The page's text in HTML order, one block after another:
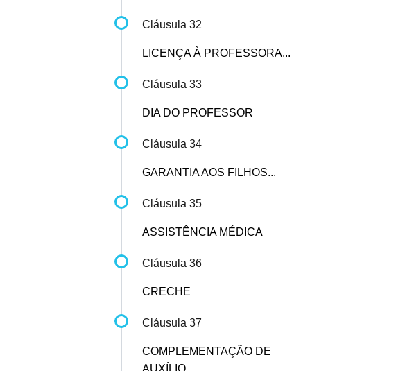
Cláusula 32
LICENÇA À PROFESSORA...
Cláusula 33
DIA DO PROFESSOR
Cláusula 34
GARANTIA AOS FILHOS...
Cláusula 35
ASSISTÊNCIA MÉDICA
Cláusula 36
CRECHE
Cláusula 37
COMPLEMENTAÇÃO DE
AUXÍLIO...